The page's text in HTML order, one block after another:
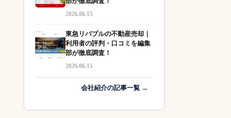
2026.06.15
東急リバブルの不動産売却｜
利用者の評判・口コミを編集
部が徹底調査！
2026.06.15
会社紹介の記事一覧 →